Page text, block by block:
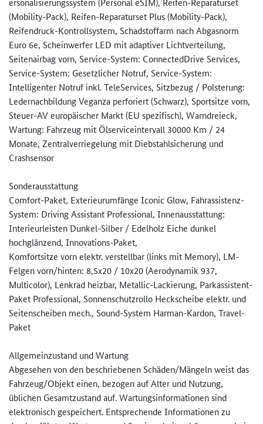
(Mobility-Pack), Reifen-Reparaturset Plus (Mobility-Pack),
Reifendruck-Kontrollsystem, Schadstoffarm nach Abgasnorm
Euro 6e, Scheinwerfer LED mit adaptiver Lichtverteilung,
Seitenairbag vorn, Service-System: ConnectedDrive Services,
Service-System: Gesetzlicher Notruf, Service-System:
Intelligenter Notruf inkl. TeleServices, Sitzbezug / Polsterung:
Ledernachbildung Veganza perforiert (Schwarz), Sportsitze vorn,
Steuer-AV europäischer Markt (EU spezifisch), Warndreieck,
Wartung: Fahrzeug mit Ölserviceintervall 30000 Km / 24
Monate, Zentralverriegelung mit Diebstahlsicherung und
Crashsensor
Sonderausstattung
Comfort-Paket, Exterieurumfänge Iconic Glow, Fahrassistenz-
System: Driving Assistant Professional, Innenausstattung:
Interieurleisten Dunkel-Silber / Edelholz Eiche dunkel
hochglänzend, Innovations-Paket,
Komfortsitze vorn elektr. verstellbar (links mit Memory), LM-
Felgen vorn/hinten: 8,5x20 / 10x20 (Aerodynamik 937,
Multicolor), Lenkrad heizbar, Metallic-Lackierung, Parkassistent-
Paket Professional, Sonnenschutzrollo Heckscheibe elektr. und
Seitenscheiben mech., Sound-System Harman-Kardon, Travel-
Paket
Allgemeinzustand und Wartung
Abgesehen von den beschriebenen Schäden/Mängeln weist das
Fahrzeug/Objekt einen, bezogen auf Alter und Nutzung,
üblichen Gesamtzustand auf. Wartungsinformationen sind
elektronisch gespeichert. Entsprechende Informationen zu